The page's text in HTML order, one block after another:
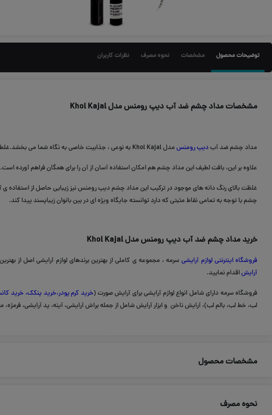
توضیحات محصول مشخصات نحوه مصرف نظرات کاربران
مشخصات مداد چشم ضد آب دیپ رومنس مدل Khol Kajal
مداد چشم ضد آبدیپ رومنس مدل Khol Kajal به نوعی ، جذابیت خاصی به نگاه شما می بخشد.غلطت بالا و بافت منسجم این محصول نیز، آن را به گونه ای متمایز از مداد چشم های دیگر تبدیل ساخته است.
علاوه بر این، بافت لطیف این مداد چشم هم امکان استفاده آسان از آن را برای همگان فراهم
غلظت بالای رنگ دانه های موجود در ترکیب این مداد چشم دیپ رومنس نیز زیبایی حاصل از استفاده
چشم با توجه به تمامی نقاط مثبتی که دارد توانسته جایگاه ویژه ای در بین بانوان زیباپسند پیدا کند.
خرید مداد چشم ضد آب دیپ رومنس مدل Khol Kajal
فروشگاه اینترنتی لوازم آرایشیسرمه ، مجموعه ی کاملی از بهترین برندهای لوازم آرایشی اصل از
آرایشاقدام نمایید.
فروشگاه سرمه دارای شامل انواع لوازم آرایشی برای آرایش صورت (خرید کرم پودر،خرید پنکک، خرید
لب، خط لب، بالم لب)، آرایش ناخن و ابزار آرایش شامل از جمله براش آرایشی، آینه، پد آرایشی،
مشخصات محصول
نحوه مصرف